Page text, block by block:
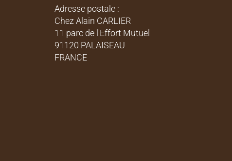
Adresse postale :
Chez Alain CARLIER
11 parc de l'Effort Mutuel
91120 PALAISEAU
FRANCE